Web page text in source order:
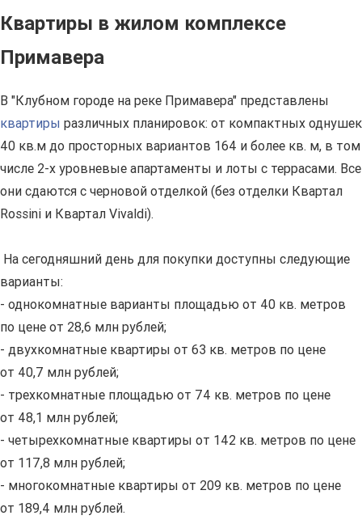
Квартиры в жилом комплексе
Примавера
В "Клубном городе на реке Примавера" представлены
квартиры различных планировок: от компактных однушек
40 кв.м до просторных вариантов 164 и более кв. м, в том
числе 2-х уровневые апартаменты и лоты с террасами. Все
они сдаются с черновой отделкой (без отделки Квартал
Rossini и Квартал Vivaldi).
На сегодняшний день для покупки доступны следующие
варианты:
- однокомнатные варианты площадью от 40 кв. метров
по цене от 28,6 млн рублей;
- двухкомнатные квартиры от 63 кв. метров по цене
от 40,7 млн рублей;
- трехкомнатные площадью от 74 кв. метров по цене
от 48,1 млн рублей;
- четырехкомнатные квартиры от 142 кв. метров по цене
от 117,8 млн рублей;
- многокомнатные квартиры от 209 кв. метров по цене
от 189,4 млн рублей.